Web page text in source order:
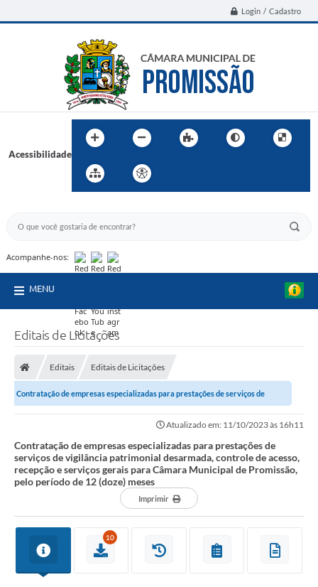
Login / Cadastro
Acessibilidade
Acompanhe-nos:
MENU
Editais de Licitações
Editais Editais de Licitações
Contratação de empresas especializadas para prestações de serviços de
Atualizado em: 11/10/2023 às 16h11
Contratação de empresas especializadas para prestações de
serviços de vigilância patrimonial desarmada, controle de acesso,
recepção e serviços gerais para Câmara Municipal de Promissão,
pelo período de 12 (doze) meses
Imprimir
10